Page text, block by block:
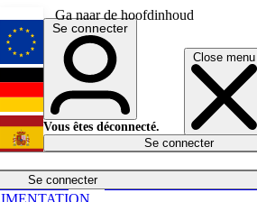
Ga naar de hoofdinhoud
Close menu
Se connecter
Économie
English
Deutsch
Español
Se connecter
Vous êtes déconnecté.
Se connecter